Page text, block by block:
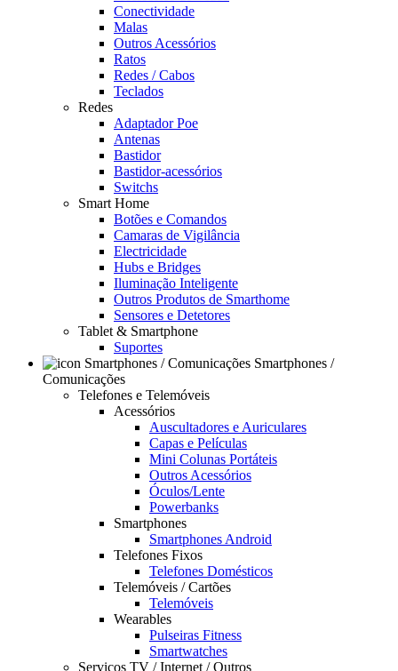
Conectividade
Malas
Outros Acessórios
Ratos
Redes / Cabos
Teclados
Redes
Adaptador Poe
Antenas
Bastidor
Bastidor-acessórios
Switchs
Smart Home
Botões e Comandos
Camaras de Vigilância
Electricidade
Hubs e Bridges
Iluminação Inteligente
Outros Produtos de Smarthome
Sensores e Detetores
Tablet & Smartphone
Suportes
Smartphones /
Comunicações
Telefones e Telemóveis
Acessórios
Auscultadores e Auriculares
Capas e Películas
Mini Colunas Portáteis
Outros Acessórios
Óculos/Lente
Powerbanks
Smartphones
Smartphones Android
Telefones Fixos
Telefones Domésticos
Telemóveis / Cartões
Telemóveis
Wearables
Pulseiras Fitness
Smartwatches
Serviços TV / Internet / Outros